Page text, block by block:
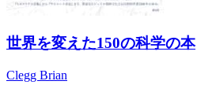
世界を変えた150の科学の本
Clegg Brian